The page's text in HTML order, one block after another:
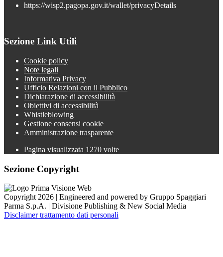
https://wisp2.pagopa.gov.it/wallet/privacyDetails
Sezione Link Utili
Cookie policy
Note legali
Informativa Privacy
Ufficio Relazioni con il Pubblico
Dichiarazione di accessibilità
Obiettivi di accessibilità
Whistleblowing
Gestione consensi cookie
Amministrazione trasparente
Pagina visualizzata 1270 volte
Sezione Copyright
Copyright 2026 | Engineered and powered by Gruppo Spaggiari
Parma S.p.A. | Divisione Publishing & New Social Media
Disclaimer trattamento dati personali